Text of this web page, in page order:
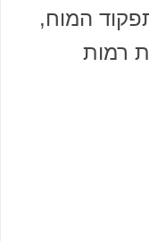
המוח,
רמות